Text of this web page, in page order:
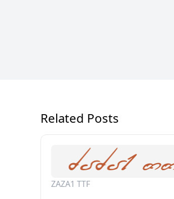
Related Posts
ZAZA1 TTF